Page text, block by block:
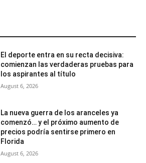
El deporte entra en su recta decisiva:
comienzan las verdaderas pruebas para
los aspirantes al título
August 6, 2026
La nueva guerra de los aranceles ya
comenzó… y el próximo aumento de
precios podría sentirse primero en
Florida
August 6, 2026